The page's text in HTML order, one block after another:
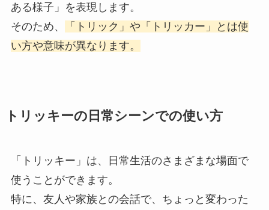
ある様子」を表現します。
そのため、
「トリック」や「トリッカー」とは使
い方や意味が異なります。
トリッキーの日常シーンでの使い方
「トリッキー」は、日常生活のさまざまな場面で
使うことができます。
特に、友人や家族との会話で、ちょっと変わった